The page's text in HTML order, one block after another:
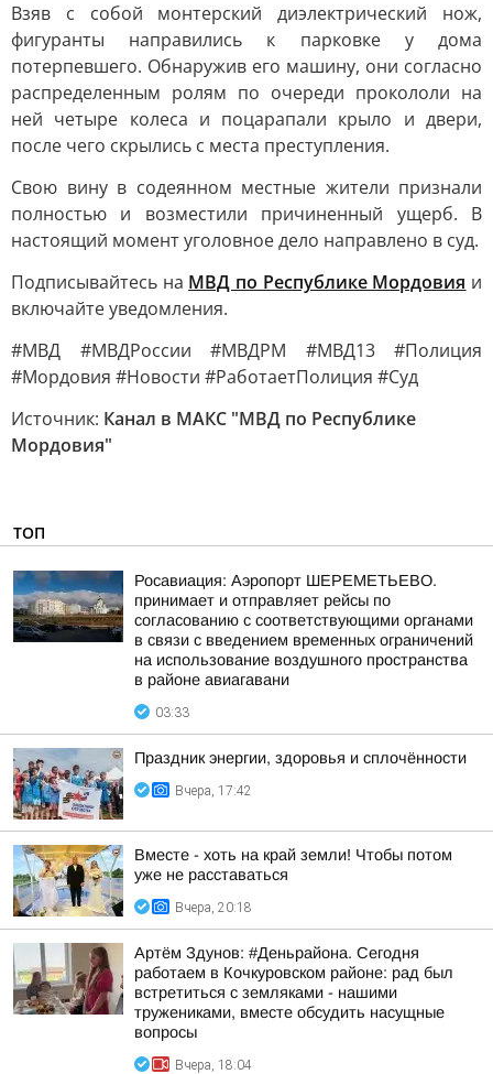
Взяв с собой монтерский диэлектрический нож,
фигуранты направились к парковке у дома
потерпевшего. Обнаружив его машину, они согласно
распределенным ролям по очереди прокололи на
ней четыре колеса и поцарапали крыло и двери,
после чего скрылись с места преступления.
Свою вину в содеянном местные жители признали
полностью и возместили причиненный ущерб. В
настоящий момент уголовное дело направлено в суд.
Подписывайтесь на МВД по Республике Мордовия и
включайте уведомления.
#МВД #МВДРоссии #МВДРМ #МВД13 #Полиция
#Мордовия #Новости #РаботаетПолиция #Суд
Источник: Канал в МАКС "МВД по Республике
Мордовия"
ТОП
Росавиация: Аэропорт ШЕРЕМЕТЬЕВО.
принимает и отправляет рейсы по
согласованию с соответствующими органами
в связи с введением временных ограничений
на использование воздушного пространства
в районе авиагавани
03:33
Праздник энергии, здоровья и сплочённости
Вчера, 17:42
Вместе - хоть на край земли! Чтобы потом
уже не расставаться
Вчера, 20:18
Артём Здунов: #Деньрайона. Сегодня
работаем в Кочкуровском районе: рад был
встретиться с земляками - нашими
тружениками, вместе обсудить насущные
вопросы
Вчера, 18:04